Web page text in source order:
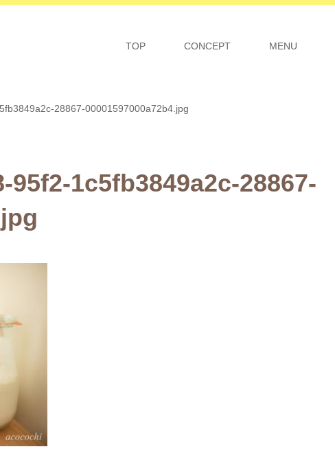
TOP CONCEPT MENU
28867-00001597000a72b4.jpg
95f2-1c5fb3849a2c-28867-